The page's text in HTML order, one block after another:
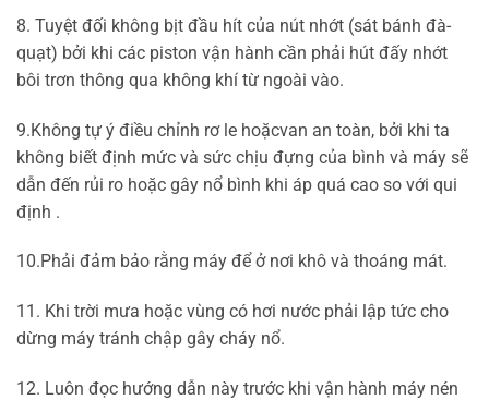
8. Tuyệt đối không bịt đầu hít của nút nhớt (sát bánh đà-
quạt) bởi khi các piston vận hành cần phải hút đấy nhớt
bôi trơn thông qua không khí từ ngoài vào.
9.Không tự ý điều chỉnh rơ le hoặcvan an toàn, bởi khi ta
không biết định mức và sức chịu đựng của bình và máy sẽ
dẫn đến rủi ro hoặc gây nổ bình khi áp quá cao so với qui
định .
10.Phải đảm bảo rằng máy để ở nơi khô và thoáng mát.
11. Khi trời mưa hoặc vùng có hơi nước phải lập tức cho
dừng máy tránh chập gây cháy nổ.
12. Luôn đọc hướng dẫn này trước khi vận hành máy nén